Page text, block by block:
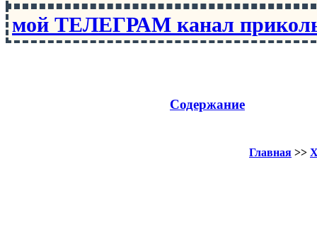
мой ТЕЛЕГРАМ канал
Содержание
Главная >>